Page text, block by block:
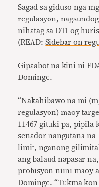
Sagad sa giduso nga
regulasyon,
nihatag sa DTI og
(READ:Sidebar on
Gipaabot na kini ni
Domingo.
“Nakahibawo na mi
regulasyon) maoy
11467 gituki pa, pipila
senador nangutana
limit, nganong
ang balaud napasar
probisyon niini maoy
Domingo. “Tukma